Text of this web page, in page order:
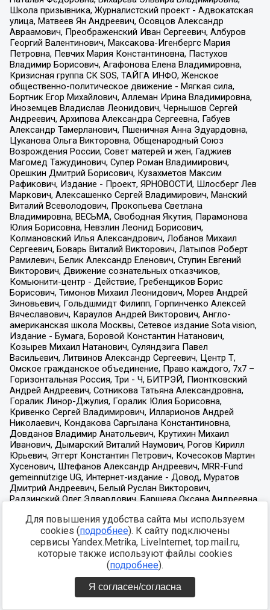
Для повышения удобства сайта мы используем
cookies (подробнее). К сайту подключены
сервисы Yandex.Metrika, LiveInternet, top.mail.ru,
которые также используют файлы cookies
(подробнее).
Я согласен/согласна